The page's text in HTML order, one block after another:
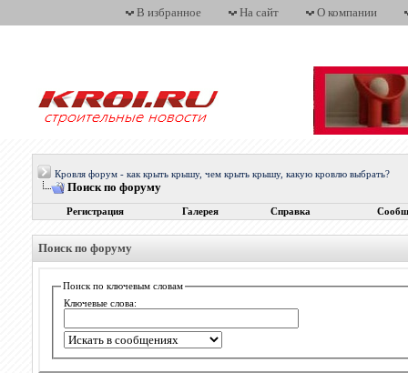
В избранное На сайт О компании
Кровля форум - как крыть крышу, чем крыть крышу, какую кровлю выбрать?
Поиск по форуму
Регистрация Галерея Справка
Поиск по форуму
Поиск по ключевым словам
Ключевые слова: